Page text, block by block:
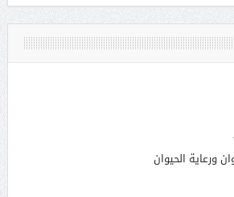
ورعاية الحيوان